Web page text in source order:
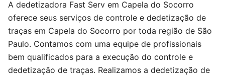
A dedetizadora Fast Serv em Capela do Socorro
oferece seus serviços de controle e dedetização de
traças em Capela do Socorro por toda região de São
Paulo. Contamos com uma equipe de profissionais
bem qualificados para a execução do controle e
dedetização de traças. Realizamos a dedetização de